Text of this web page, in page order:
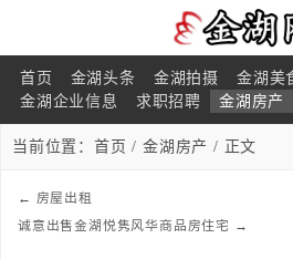
首页 金湖头条 金湖拍摄 金湖美
金湖企业信息
求职招聘 金湖房产
当前位置： 首页 /金湖房产 / 正文
← 房屋出租
诚意出售金湖悦隽风华商品房住宅 →